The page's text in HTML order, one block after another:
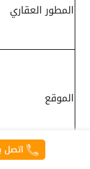
المطور العقاري
الموقع
نوع الوحداتاتصل